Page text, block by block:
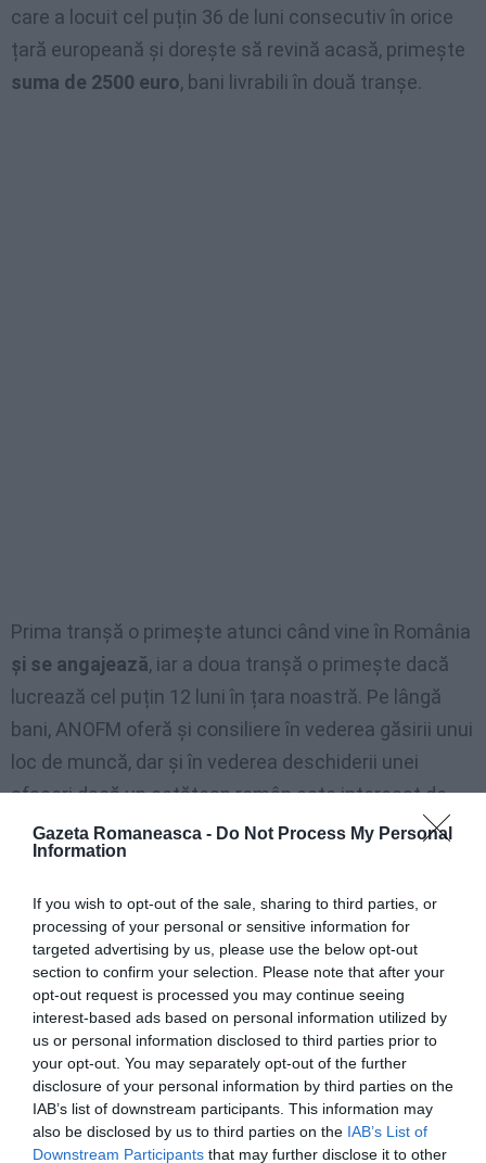
Gazeta Romaneasca - Do Not Process My Personal
Information
If you wish to opt-out of the sale, sharing to third parties, or
processing of your personal or sensitive information for
targeted advertising by us, please use the below opt-out
section to confirm your selection. Please note that after your
opt-out request is processed you may continue seeing
interest-based ads based on personal information utilized by
us or personal information disclosed to third parties prior to
your opt-out. You may separately opt-out of the further
disclosure of your personal information by third parties on the
IAB’s list of downstream participants. This information may
also be disclosed by us to third parties on the IAB’s List of
Downstream Participants that may further disclose it to other
care a locuit cel puțin 36 de luni consecutiv în orice
țară europeană și dorește să revină acasă, primește
suma de 2500 euro, bani livrabili în două tranșe.
Prima tranșă o primește atunci când vine în România
și se angajează, iar a doua tranșă o primește dacă
lucrează cel puțin 12 luni în țara noastră. Pe lângă
bani, ANOFM oferă și consiliere în vederea găsirii unui
loc de muncă, dar și în vederea deschiderii unei
afaceri dacă un cetățean român este interesat de
acest lucru”, a spus Cristian Vasilcoiu, citat de
Bugetul.ro.
Trebuie să dovedești că ai stat 36 de luni
afară
„În 30 de zile de la revenirea în țară, cetățeanul poate
merge la Agenția Județeană de Ocupare și Formare
Profesională și poate depune o cerere în sensul că
trebuie să fii interesat că vrei să te angajezi. De
asemenea, trebuie să faci dovada că ai locuit 36 de